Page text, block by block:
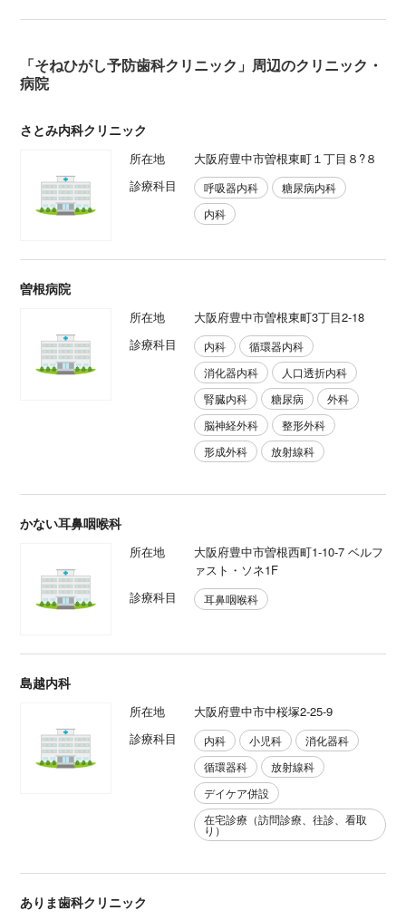
「そねひがし予防歯科クリニック」周辺のクリニック・
病院
さとみ内科クリニック
所在地
大阪府豊中市曽根東町１丁目８?８
診療科目
呼吸器内科
糖尿病内科
内科
曽根病院
所在地
大阪府豊中市曽根東町3丁目2-18
診療科目
内科
循環器内科
消化器内科
人口透折内科
腎臓内科
糖尿病
外科
脳神経外科
整形外科
形成外科
放射線科
かない耳鼻咽喉科
所在地
大阪府豊中市曽根西町1-10-7 ベルフ
ァスト・ソネ1F
診療科目
耳鼻咽喉科
島越内科
所在地
大阪府豊中市中桜塚2-25-9
診療科目
内科 小児科
消化器科
循環器科
放射線科
デイケア併設
在宅診療（訪問診療、往診、看取
り）
ありま歯科クリニック